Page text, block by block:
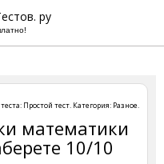
ру
Простой тест. Категория: Разное.
математики
10/10